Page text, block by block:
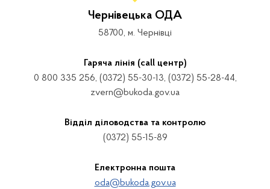
Чернівецька ОДА
58700, м. Чернівці
Гаряча лінія (call центр)
0 800 335 256, (0372) 55-30-13, (0372) 55-28-44,
zvern@bukoda.gov.ua
Відділ діловодства та контролю
(0372) 55-15-89
Електронна пошта
oda@bukoda.gov.ua